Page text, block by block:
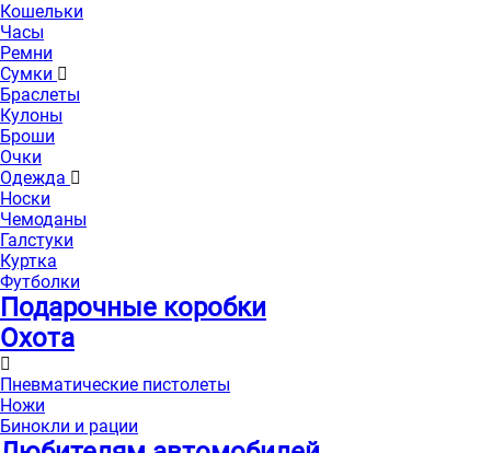
Кошельки
Часы
Ремни
Сумки
Браслеты
Кулоны
Броши
Очки
Одежда
Носки
Чемоданы
Галстуки
Куртка
Футболки
Подарочные коробки
Охота
Пневматические пистолеты
Ножи
Бинокли и рации